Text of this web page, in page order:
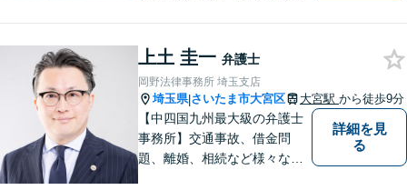
く感じがちな法律問題も、少
しょう。
上土 圭一 弁護士
岡野法律事務所 埼玉支店
埼玉県|さいたま市大宮区 大宮駅 から徒歩9分
【中四国九州最大級の弁護士
事務所】交通事故、借金問
題、離婚、相続など様々な問
詳細を見
る